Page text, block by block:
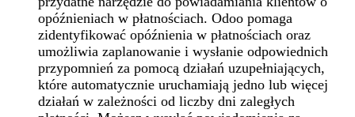
opóźnieniach w płatnościach. Odoo pomaga
zidentyfikować opóźnienia w płatnościach oraz
umożliwia zaplanowanie i wysłanie odpowiednich
przypomnień za pomocą działań uzupełniających,
które automatycznie uruchamiają jedno lub więcej
działań w zależności od liczby dni zaległych